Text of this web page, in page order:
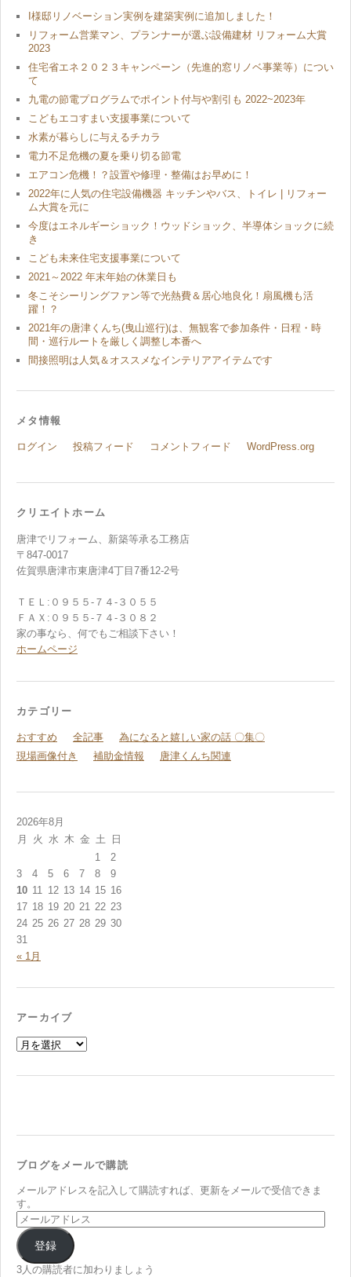
I様邸リノベーション実例を建築実例に追加しました！
リフォーム営業マン、プランナーが選ぶ設備建材 リフォーム大賞
2023
住宅省エネ２０２３キャンペーン（先進的窓リノベ事業等）につい
て
九電の節電プログラムでポイント付与や割引も 2022~2023年
こどもエコすまい支援事業について
水素が暮らしに与えるチカラ
電力不足危機の夏を乗り切る節電
エアコン危機！？設置や修理・整備はお早めに！
2022年に人気の住宅設備機器 キッチンやバス、トイレ | リフォー
ム大賞を元に
今度はエネルギーショック！ウッドショック、半導体ショックに続
き
こども未来住宅支援事業について
2021～2022 年末年始の休業日も
冬こそシーリングファン等で光熱費＆居心地良化！扇風機も活
躍！？
2021年の唐津くんち(曳山巡行)は、無観客で参加条件・日程・時
間・巡行ルートを厳しく調整し本番へ
間接照明は人気＆オススメなインテリアアイテムです
メタ情報
ログイン 投稿フィード コメントフィード WordPress.org
クリエイトホーム
唐津でリフォーム、新築等承る工務店
〒847-0017
佐賀県唐津市東唐津4丁目7番12-2号
ＴＥＬ:０９５５-７４-３０５５
ＦＡＸ:０９５５-７４-３０８２
家の事なら、何でもご相談下さい！
ホームページ
カテゴリー
おすすめ 全記事
為になると嬉しい家の話 〇集〇
現場画像付き
補助金情報 唐津くんち関連
2026年8月
月
火 水 木 金 土
日
1
2
3
4 5 6 7 8
9
10 11 12 13 14 15 16
17 18 19 20 21 22 23
24 25 26 27 28 29 30
31
« 1月
アーカイブ
ア
ー
ブログをメールで購読
メールアドレスを記入して購読すれば、更新をメールで受信できま
す。
メ
ー
ル
ア
ド
登録
3人の購読者に加わりましょう